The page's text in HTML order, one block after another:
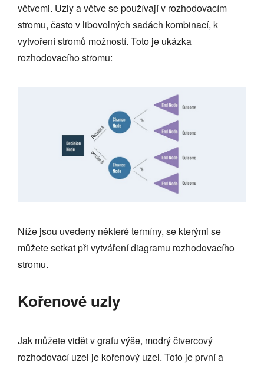
větvemi. Uzly a větve se používají v rozhodovacím
stromu, často v libovolných sadách kombinací, k
vytvoření stromů možností. Toto je ukázka
rozhodovacího stromu:
Níže jsou uvedeny některé termíny, se kterými se
můžete setkat při vytváření diagramu rozhodovacího
stromu.
Kořenové uzly
Jak můžete vidět v grafu výše, modrý čtvercový
rozhodovací uzel je kořenový uzel. Toto je první a